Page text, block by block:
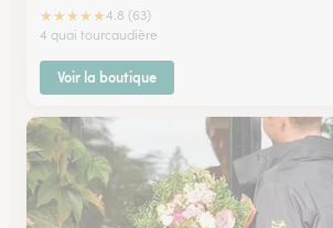
★★★★★4.8 (63)
4 quai tourcaudière
Voir la boutique